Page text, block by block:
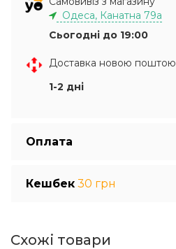
Одеса, Канатна 79а
Сьогодні до 19:00
Доставка новою поштою
1-2 дні
Оплата
Кешбек 30 грн
Схожі товари